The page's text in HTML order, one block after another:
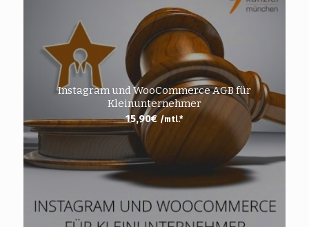
Instagram und WooCommerce AGB für
Kleinunternehmer
15,90€ /mtl.*